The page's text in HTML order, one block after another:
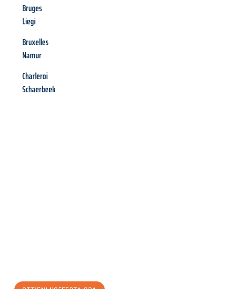
Bruges
Liegi
Bruxelles
Namur
Charleroi
Schaerbeek